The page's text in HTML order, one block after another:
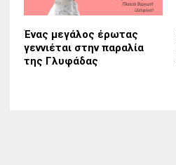
Ένας μεγάλος έρωτας
γεννιέται στην παραλία
της Γλυφάδας